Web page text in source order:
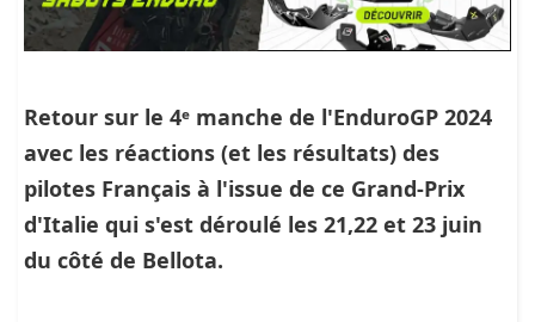
Retour sur le 4ᵉ manche de l'EnduroGP 2024
avec les réactions (et les résultats) des
pilotes Français à l'issue de ce Grand-Prix
d'Italie qui s'est déroulé les 21,22 et 23 juin
du côté de Bellota.